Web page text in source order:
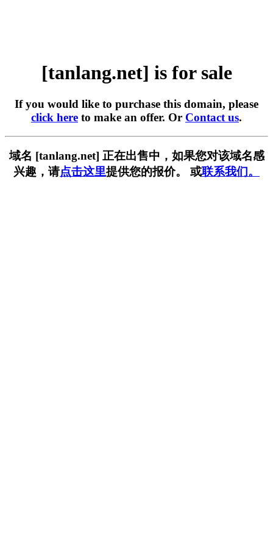
[tanlang.net] is for sale
If you would like to purchase this domain, please
click here to make an offer. Or Contact us.
域名 [tanlang.net] 正在出售中，如果您对该域名感
兴趣，请点击这里提供您的报价。 或联系我们。